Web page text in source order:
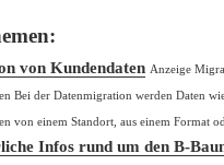
von Kundendaten Anzeige
Bei der Datenmigration werden Daten
von einem Standort, aus einem Format
Infos rund um den B-